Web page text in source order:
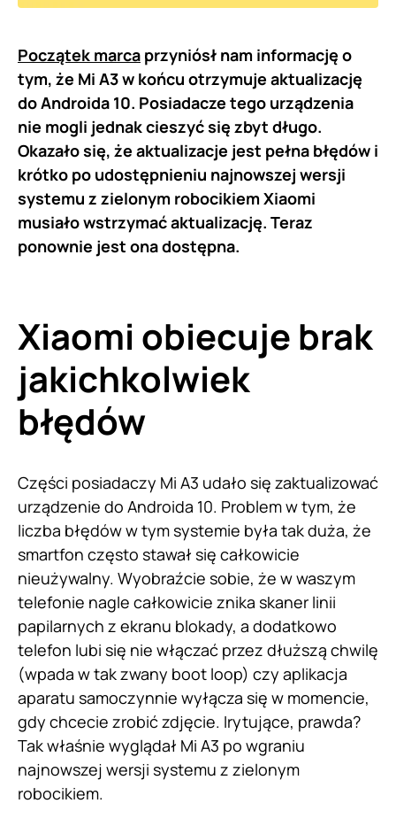
Początek marca przyniósł nam informację o
tym, że Mi A3 w końcu otrzymuje aktualizację
do Androida 10. Posiadacze tego urządzenia
nie mogli jednak cieszyć się zbyt długo.
Okazało się, że aktualizacje jest pełna błędów i
krótko po udostępnieniu najnowszej wersji
systemu z zielonym robocikiem Xiaomi
musiało wstrzymać aktualizację. Teraz
ponownie jest ona dostępna.
Xiaomi obiecuje brak
jakichkolwiek
błędów
Części posiadaczy Mi A3 udało się zaktualizować
urządzenie do Androida 10. Problem w tym, że
liczba błędów w tym systemie była tak duża, że
smartfon często stawał się całkowicie
nieużywalny. Wyobraźcie sobie, że w waszym
telefonie nagle całkowicie znika skaner linii
papilarnych z ekranu blokady, a dodatkowo
telefon lubi się nie włączać przez dłuższą chwilę
(wpada w tak zwany boot loop) czy aplikacja
aparatu samoczynnie wyłącza się w momencie,
gdy chcecie zrobić zdjęcie. Irytujące, prawda?
Tak właśnie wyglądał Mi A3 po wgraniu
najnowszej wersji systemu z zielonym
robocikiem.